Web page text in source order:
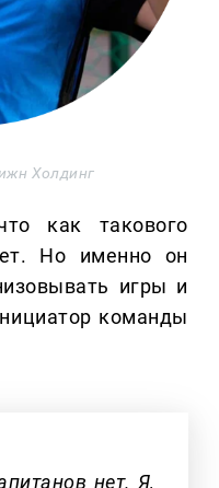
Холдинг
как такового
Но именно он
игры и
команды
нет. Я,